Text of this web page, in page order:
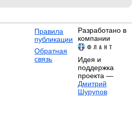
Правила
публикации
Обратная
связь
Разработано в
компании
Идея и
поддержка
проекта —
Дмитрий
Шурупов